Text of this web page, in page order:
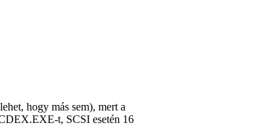
hogy más sem), mert a
t, SCSI esetén 16